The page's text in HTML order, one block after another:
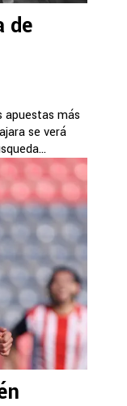
de
apuestas más
se verá